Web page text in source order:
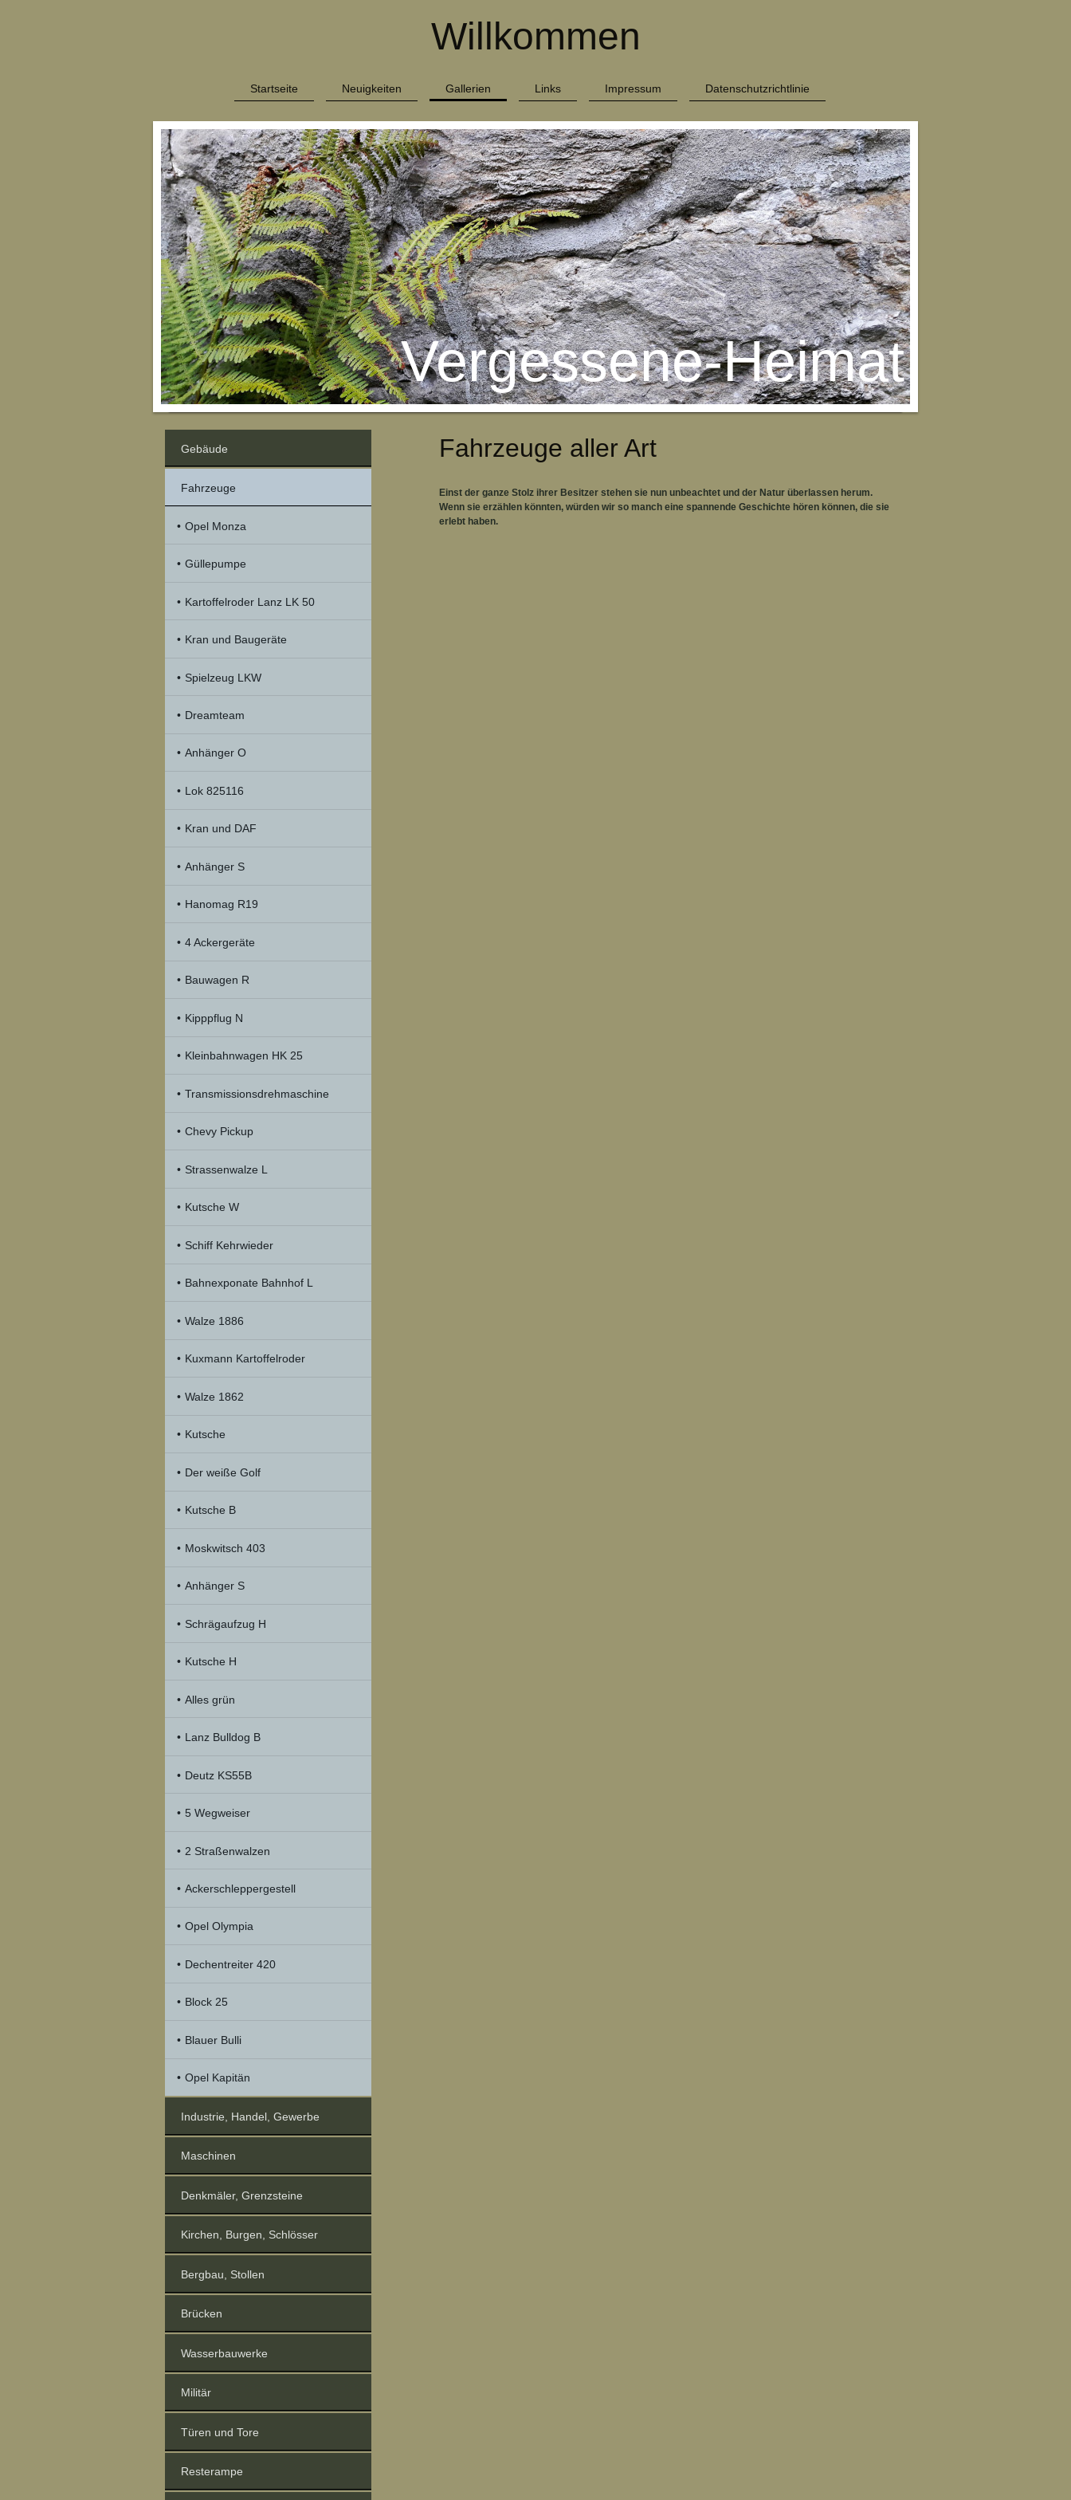
Willkommen
Startseite Neuigkeiten Gallerien Links Impressum Datenschutzrichtlinie
Vergessene-Heimat
Fahrzeuge aller Art
Einst der ganze Stolz ihrer Besitzer stehen sie nun unbeachtet und der Natur überlassen herum.
Wenn sie erzählen könnten, würden wir so manch eine spannende Geschichte hören können, die sie
erlebt haben.
Gebäude
Fahrzeuge
Opel Monza
Güllepumpe
Kartoffelroder Lanz LK 50
Kran und Baugeräte
Spielzeug LKW
Dreamteam
Anhänger O
Lok 825116
Kran und DAF
Anhänger S
Hanomag R19
4 Ackergeräte
Bauwagen R
Kipppflug N
Kleinbahnwagen HK 25
Transmissionsdrehmaschine
Chevy Pickup
Strassenwalze L
Kutsche W
Schiff Kehrwieder
Bahnexponate Bahnhof L
Walze 1886
Kuxmann Kartoffelroder
Walze 1862
Kutsche
Der weiße Golf
Kutsche B
Moskwitsch 403
Anhänger S
Schrägaufzug H
Kutsche H
Alles grün
Lanz Bulldog B
Deutz KS55B
5 Wegweiser
2 Straßenwalzen
Ackerschleppergestell
Opel Olympia
Dechentreiter 420
Block 25
Blauer Bulli
Opel Kapitän
Industrie, Handel, Gewerbe
Maschinen
Denkmäler, Grenzsteine
Kirchen, Burgen, Schlösser
Bergbau, Stollen
Brücken
Wasserbauwerke
Militär
Türen und Tore
Resterampe